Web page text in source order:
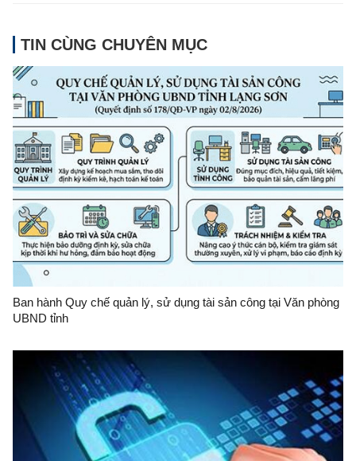
TIN CÙNG CHUYÊN MỤC
Ban hành Quy chế quản lý, sử dụng tài sản công tại Văn phòng
UBND tỉnh